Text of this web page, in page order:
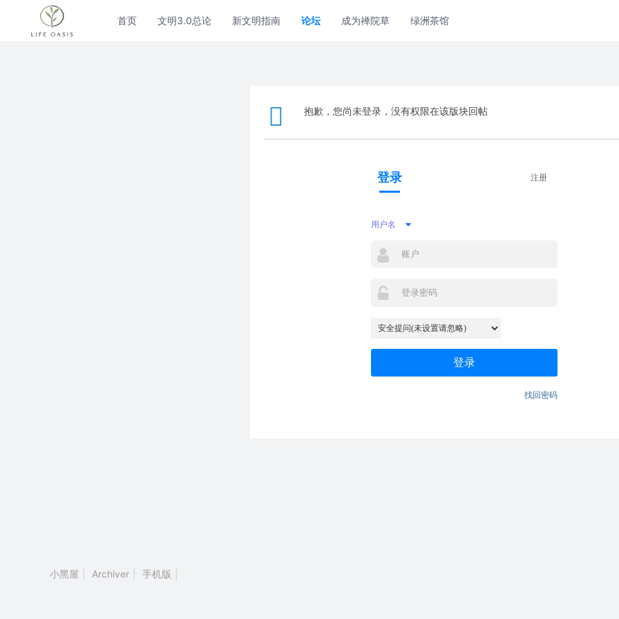
首页 文明3.0总论 新文明指南 论坛 成为禅院草 绿洲茶馆
抱歉，您尚未登录，没有权限在该版块回帖
登录 注册
用户名
登录
找回密码
小黑屋 Archiver 手机版